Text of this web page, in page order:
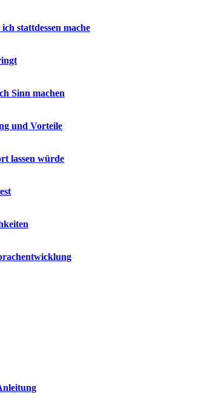
stattdessen mache
Sinn machen
und Vorteile
lassen würde